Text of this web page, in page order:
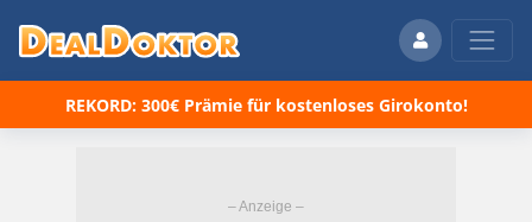
REKORD: 300€ Prämie für kostenloses Girokonto!